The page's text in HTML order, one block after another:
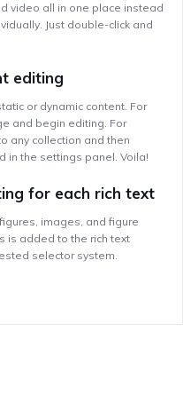
video all in one place instead
Just double-click and
editing
or dynamic content. For
and begin editing. For
any collection and then
in the settings panel. Voila!
for each rich text
images, and figure
is added to the rich text
selector system.